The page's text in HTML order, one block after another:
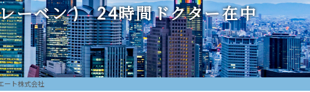
ーベン ) 24時間ドクター在中
ート株式会社